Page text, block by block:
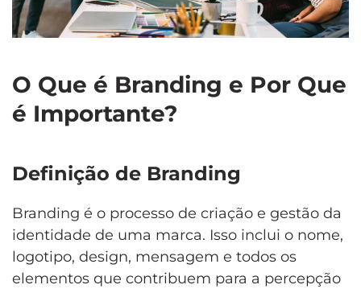
O Que é Branding e Por Que
é Importante?
Definição de Branding
Branding é o processo de criação e gestão da
identidade de uma marca. Isso inclui o nome,
logotipo, design, mensagem e todos os
elementos que contribuem para a percepção